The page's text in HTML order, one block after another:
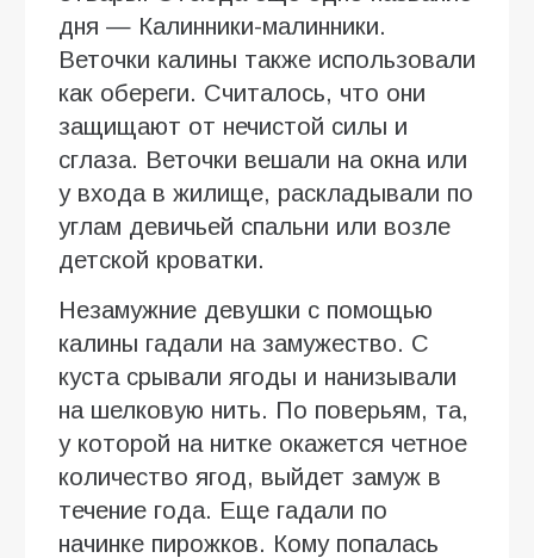
дня — Калинники-малинники.
Веточки калины также использовали
как обереги. Считалось, что они
защищают от нечистой силы и
сглаза. Веточки вешали на окна или
у входа в жилище, раскладывали по
углам девичьей спальни или возле
детской кроватки.
Незамужние девушки с помощью
калины гадали на замужество. С
куста срывали ягоды и нанизывали
на шелковую нить. По поверьям, та,
у которой на нитке окажется четное
количество ягод, выйдет замуж в
течение года. Еще гадали по
начинке пирожков. Кому попалась